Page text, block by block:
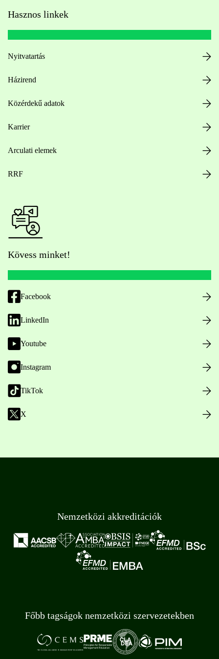
Hasznos linkek
Nyitvatartás
Házirend
Közérdekű adatok
Karrier
Arculati elemek
RRF
Kövess minket!
Facebook
LinkedIn
Youtube
Instagram
TikTok
X
Nemzetközi akkreditációk
Főbb tagságok nemzetközi szervezetekben